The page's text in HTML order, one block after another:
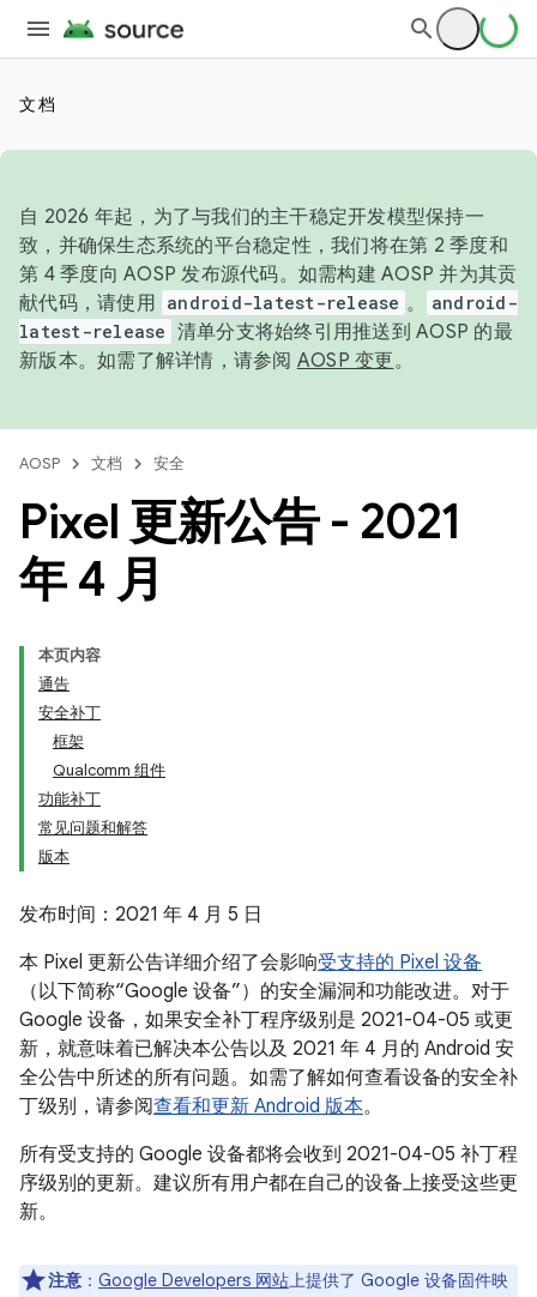
文档
自 2026 年起，为了与我们的主干稳定开发模型保持一
致，并确保生态系统的平台稳定性，我们将在第 2 季度和
第 4 季度向 AOSP 发布源代码。如需构建 AOSP 并为其贡
献代码，请使用 android-latest-release 。
android-
latest-release 清单分支将始终引用推送到 AOSP 的最
新版本。如需了解详情，请参阅 AOSP 变更。
AOSP 文档 安全
Pixel 更新公告 - 2021
年 4 月
本页内容
通告
安全补丁
框架
Qualcomm 组件
功能补丁
常见问题和解答
版本
发布时间：2021 年 4 月 5 日
本 Pixel 更新公告详细介绍了会影响受支持的 Pixel 设备
（以下简称“Google 设备”）的安全漏洞和功能改进。对于
Google 设备，如果安全补丁程序级别是 2021-04-05 或更
新，就意味着已解决本公告以及 2021 年 4 月的 Android 安
全公告中所述的所有问题。如需了解如何查看设备的安全补
丁级别，请参阅查看和更新 Android 版本。
所有受支持的 Google 设备都将会收到 2021-04-05 补丁程
序级别的更新。建议所有用户都在自己的设备上接受这些更
新。
注意 ： Google Developers 网站上提供了 Google 设备固件映